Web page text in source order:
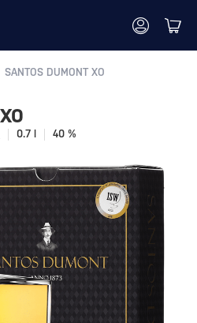
SANTOS DUMONT XO
0.7 l 40 %